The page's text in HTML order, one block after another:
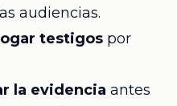
audiencias.
testigospor
la evidencia antes